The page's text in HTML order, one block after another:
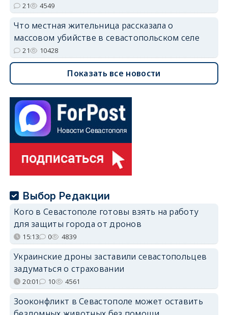
21 4549
Что местная жительница рассказала о
массовом убийстве в севастопольском селе
21 10428
Показать все новости
Выбор Редакции
Кого в Севастополе готовы взять на работу
для защиты города от дронов
15:13 0 4839
Украинские дроны заставили севастопольцев
задуматься о страховании
20:01 10 4561
Зооконфликт в Севастополе может оставить